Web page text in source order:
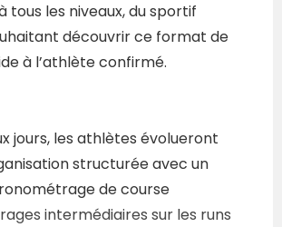
tous les niveaux, du sportif
découvrir ce format de
à l’athlète confirmé.
jours, les athlètes évolueront
structurée avec un
de course
intermédiaires sur les runs